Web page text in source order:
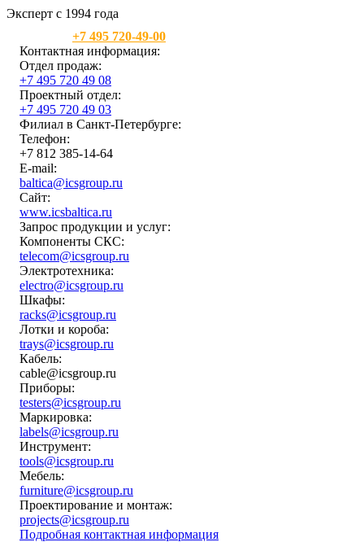
Эксперт с 1994 года
+7 495 720-49-00
Контактная информация:
Отдел продаж:
+7 495 720 49 08
Проектный отдел:
+7 495 720 49 03
Филиал в Санкт-Петербурге:
Телефон:
+7 812 385-14-64
E-mail:
baltica@icsgroup.ru
Сайт:
www.icsbaltica.ru
Запрос продукции и услуг:
Компоненты СКС:
telecom@icsgroup.ru
Электротехника:
electro@icsgroup.ru
Шкафы:
racks@icsgroup.ru
Лотки и короба:
trays@icsgroup.ru
Кабель:
cable@icsgroup.ru
Приборы:
testers@icsgroup.ru
Маркировка:
labels@icsgroup.ru
Инструмент:
tools@icsgroup.ru
Мебель:
furniture@icsgroup.ru
Проектирование и монтаж:
projects@icsgroup.ru
Подробная контактная информация